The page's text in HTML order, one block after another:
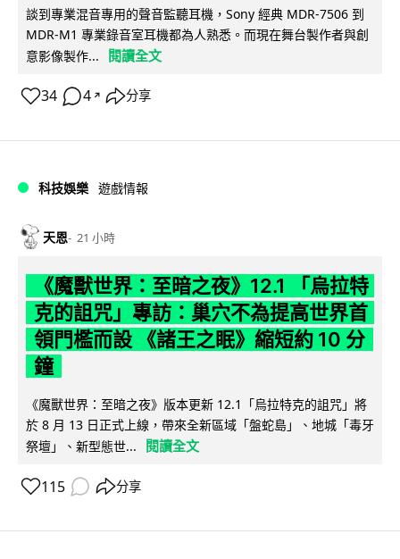
談到專業混音專用的聲音監聽耳機，Sony 經典 MDR-7506 到
MDR-M1 專業錄音室耳機都為人熟悉。而現在舞台製作者與創
意影像製作...
閱讀全文
34 4 ↗ 分享
科技娛樂 遊戲情報
天恩 21 小時
《魔獸世界：至暗之夜》12.1 「烏拉特
克的詛咒」專訪：巢穴不為提高世界首
領門檻而設 《諸王之眠》縮短約 10 分
鐘
《魔獸世界：至暗之夜》版本更新 12.1「烏拉特克的詛咒」將
於 8 月 13 日正式上線，帶來全新區域「盤蛇島」、地城「毒牙
祭壇」、新型態世...
閱讀全文
115 分享